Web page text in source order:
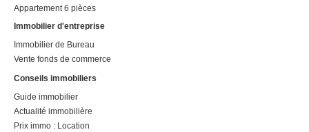
Appartement 6 pièces
Immobilier d'entreprise
Immobilier de Bureau
Vente fonds de commerce
Conseils immobiliers
Guide immobilier
Actualité immobilière
Prix immo : Location